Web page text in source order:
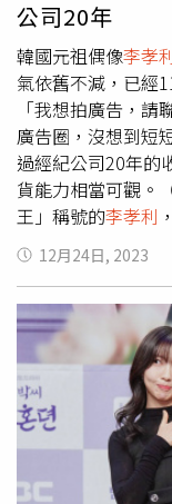
上暗沉的部位鼻翼
定妝，透過像是#
較不需要光澤的部
側，讓臉部的立
IG）(右)NARS 裸
蜜粉餅 10g/1450
（圖／品牌提供）
你怕自己沒有彩妝
先加入厲害的調光
底液上妝，保證你
選擇妝前乳要先知
種：冷色調
紅。中性色調
石色或紫色。暖色
素，易顯示出接近
外，都會出現膚色
肌膚膚色問題，研
打底和粉底——針對
公司20年
韓國元祖偶像李孝
氣依舊不減，已經
「我想拍廣告，
廣告圈，沒想到短
過經紀公司20年的
貨能力相當可觀。
王」稱號的李孝利
女歌手，婚後短暫
推出不少歌曲，11
年再度宣布重接廣
曾透露，她宣布復
案，最終她選擇
Nutroione、d'Alba
士透露，
李孝利目
億韓元（約台幣
（約台幣1億元）
司Antenna，傳出
12月24日, 2023